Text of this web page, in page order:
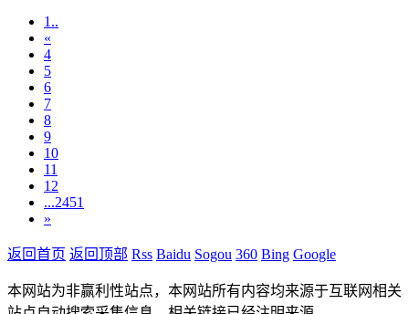
1..
«
4
5
6
7
8
9
10
11
12
...2451
»
返回首页 返回顶部 Rss Baidu Sogou 360 Bing Google
本网站为非赢利性站点，本网站所有内容均来源于互联网相关